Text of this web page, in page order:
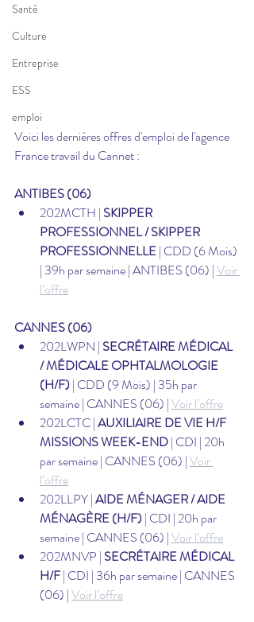
Santé
Culture
Entreprise
ESS
emploi
Voici les dernières offres d'emploi de l'agence
France travail du Cannet :
ANTIBES (06)
202MCTH | SKIPPER
PROFESSIONNEL / SKIPPER
PROFESSIONNELLE | CDD (6 Mois)
| 39h par semaine | ANTIBES (06) | Voir
l’offre
CANNES (06)
202LWPN | SECRÉTAIRE MÉDICAL
/ MÉDICALE OPHTALMOLOGIE
(H/F) | CDD (9 Mois) | 35h par
semaine | CANNES (06) | Voir l’offre
202LCTC | AUXILIAIRE DE VIE H/F
MISSIONS WEEK-END | CDI | 20h
par semaine | CANNES (06) | Voir
l’offre
202LLPY | AIDE MÉNAGER / AIDE
MÉNAGÈRE (H/F) | CDI | 20h par
semaine | CANNES (06) | Voir l’offre
202MNVP | SECRÉTAIRE MÉDICAL
H/F | CDI | 36h par semaine | CANNES
(06) | Voir l’offre